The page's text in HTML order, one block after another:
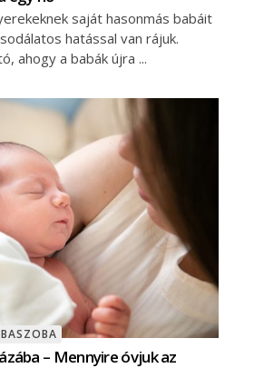
saját hasonmás babáit
hatással van rájuk.
ahogy a babák újra
– Mennyire óvjuk az